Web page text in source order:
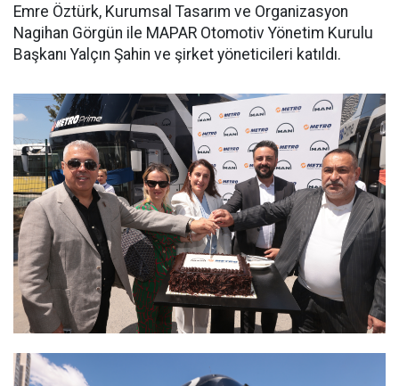
Emre Öztürk, Kurumsal Tasarım ve Organizasyon
Nagihan Görgün ile MAPAR Otomotiv Yönetim Kurulu
Başkanı Yalçın Şahin ve şirket yöneticileri katıldı.